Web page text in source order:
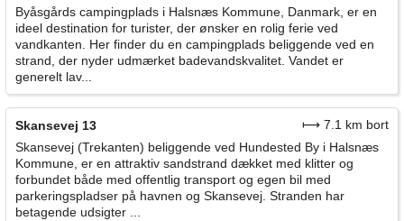
Byåsgårds campingplads i Halsnæs Kommune, Danmark, er en
ideel destination for turister, der ønsker en rolig ferie ved
vandkanten. Her finder du en campingplads beliggende ved en
strand, der nyder udmærket badevandskvalitet. Vandet er
generelt lav...
Skansevej 13
⟼ 7.1 km bort
Skansevej (Trekanten) beliggende ved Hundested By i Halsnæs
Kommune, er en attraktiv sandstrand dækket med klitter og
forbundet både med offentlig transport og egen bil med
parkeringspladser på havnen og Skansevej. Stranden har
betagende udsigter ...